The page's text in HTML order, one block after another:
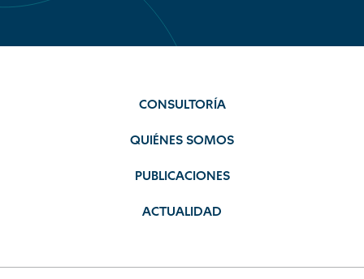
CONSULTORÍA
QUIÉNES SOMOS
PUBLICACIONES
ACTUALIDAD